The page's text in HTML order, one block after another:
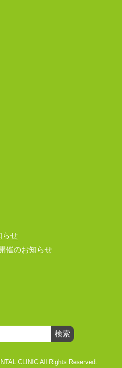
らせ
催のお知らせ
CLINIC All Rights Reserved.